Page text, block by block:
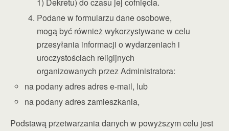
1) Dekretu) do czasu jej cofnięcia.
Podane w formularzu dane osobowe,
mogą być również wykorzystywane w celu
przesyłania informacji o wydarzeniach i
uroczystościach religijnych
organizowanych przez Administratora:
na podany adres adres e-mail, lub
na podany adres zamieszkania,
Podstawą przetwarzania danych w powyższym celu jest